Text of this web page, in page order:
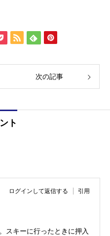
次の記事
ト
ログインして返信する 引用
スキーに行ったときに押入